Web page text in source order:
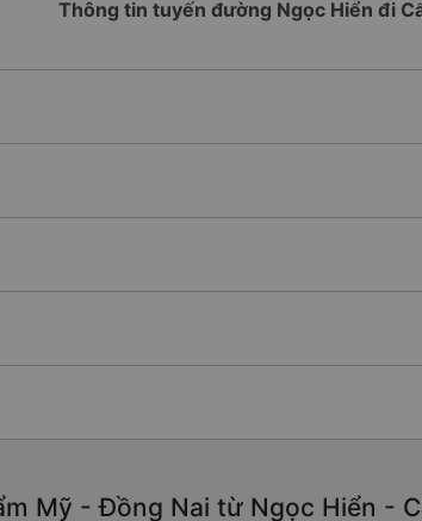
Thông tin tuyến đường Ngọc Hiển đi
Mỹ - Đồng Nai từ Ngọc Hiển -